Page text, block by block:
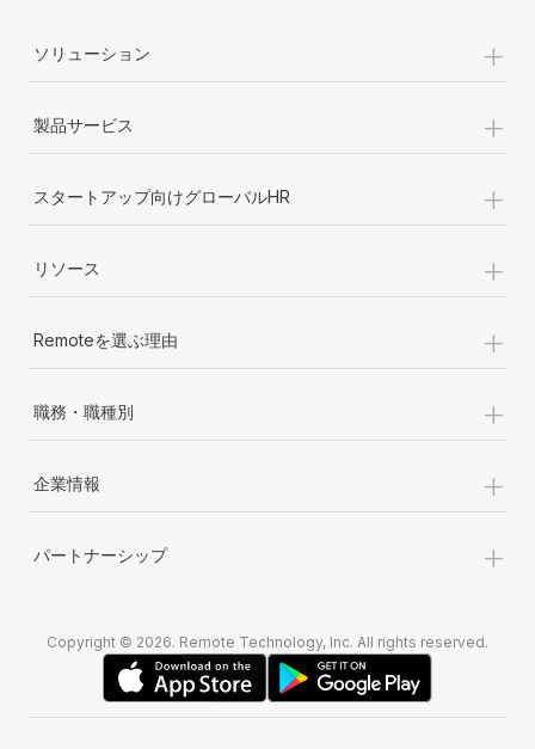
ソリューション +
製品サービス +
スタートアップ向けグローバルHR +
リソース +
Remoteを選ぶ理由 +
職務・職種別 +
企業情報 +
パートナーシップ +
Copyright © 2026. Remote Technology, Inc. All rights reserved.